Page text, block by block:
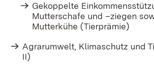
Gekoppelte
Mutterschafe und –ziegen
Mutterkühe (Tierprämie)
Agrarumwelt, Klimaschutz und
II)